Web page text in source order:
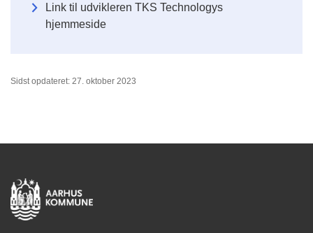
Link til udvikleren TKS Technologys
hjemmeside
Sidst opdateret: 27. oktober 2023